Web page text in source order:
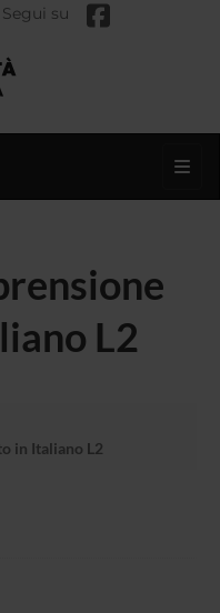
Segui su
L2
in Italiano L2